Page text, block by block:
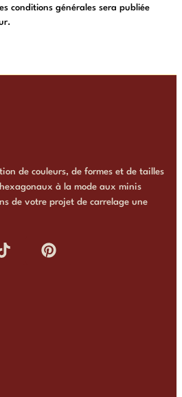
conditions générales sera publiée
de couleurs, de formes et de tailles
à la mode aux minis
de votre projet de carrelage une